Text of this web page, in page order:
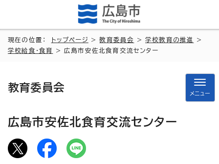
現在の位置： トップページ >教育委員会 >学校教育の推進
>
学校給食・食育
> 広島市安佐北食育交流センター
教育委員会
メニュー
広島市安佐北食育交流センター